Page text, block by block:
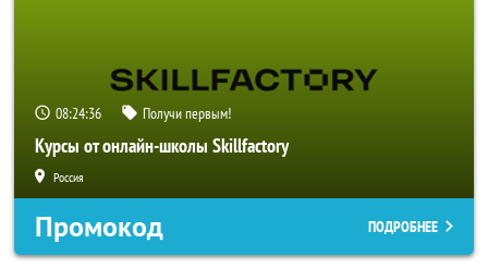
08:24:35 Получи первым!
Курсы от онлайн-школы Skillfactory
Россия
Промокод ПОДРОБНЕЕ